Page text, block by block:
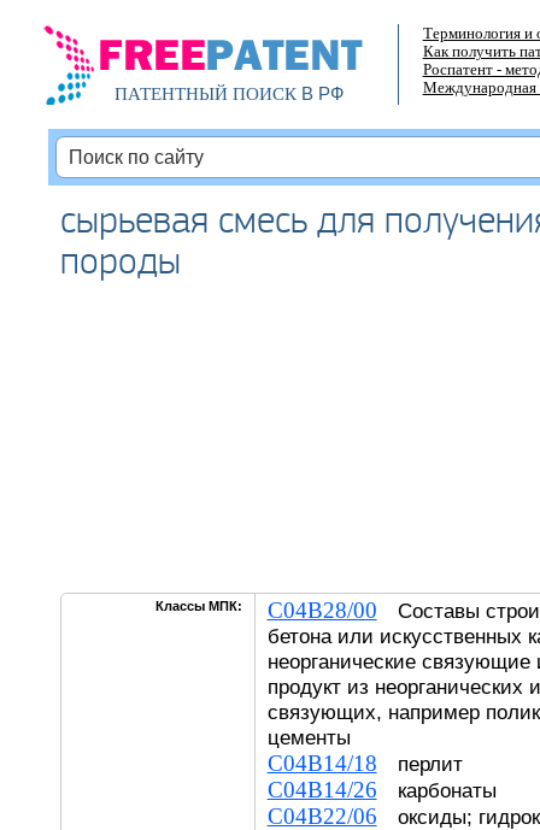
ПАТЕНТНЫЙ ПОИСКВ РФ
Терминология и
Как получить
Роспатент -
Международная
сырьевая смесь для
породы
Классы МПК: C04B28/00 Составы
бетона или искусственных
неорганические
продукт из неорганических
связующих, например
цементы
C04B14/18 перлит
C04B14/26 карбонаты
C04B22/06 оксиды;